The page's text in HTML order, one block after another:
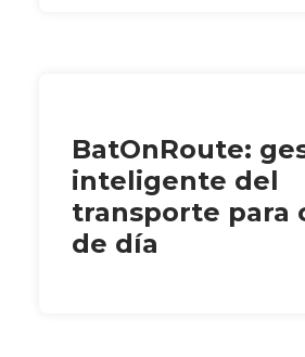
BatOnRoute:
inteligente del
transporte para
de día